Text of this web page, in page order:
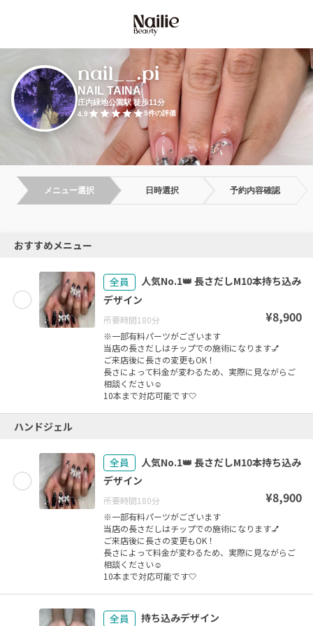
nail__.pi
NAIL TAINA
庄内緑地公園駅 徒歩11分
4.9 5件の評価
メニュー選択 日時選択 予約内容確認
おすすめメニュー
全員
人気No.1👑 長さだしM10本持ち込み
デザイン
所要時間180分 ¥8,900
※一部有料パーツがございます
当店の長さだしはチップでの施術になります💅
ご来店後に長さの変更もOK！
長さによって料金が変わるため、実際に見ながらご
相談ください☺️
ハンドジェル
全員
人気No.1👑 長さだしM10本持ち込み
デザイン
所要時間180分 ¥8,900
※一部有料パーツがございます
当店の長さだしはチップでの施術になります💅
ご来店後に長さの変更もOK！
長さによって料金が変わるため、実際に見ながらご
相談ください☺️
全員 持ち込みデザイン